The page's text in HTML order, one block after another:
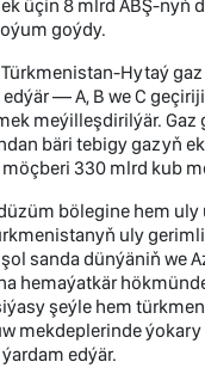
üçin 8 mlrd ABŞ-nyň
goýdy.
Hytaý
— A, B we C
meýilleşdirilýär. Gaz
bäri tebigy gazyň
330 mlrd kub
bölegine hem uly
uly
sanda dünýäniň we
hemaýatkär
şeýle hem
mekdeplerinde
edýär.